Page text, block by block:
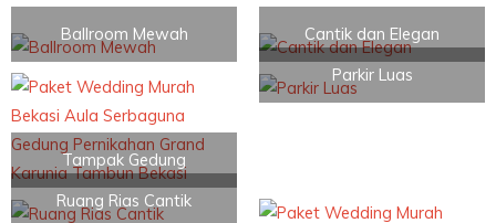
Ballroom Mewah Cantik dan Elegan
Tampak Gedung
Parkir Luas
Ruang Rias Cantik